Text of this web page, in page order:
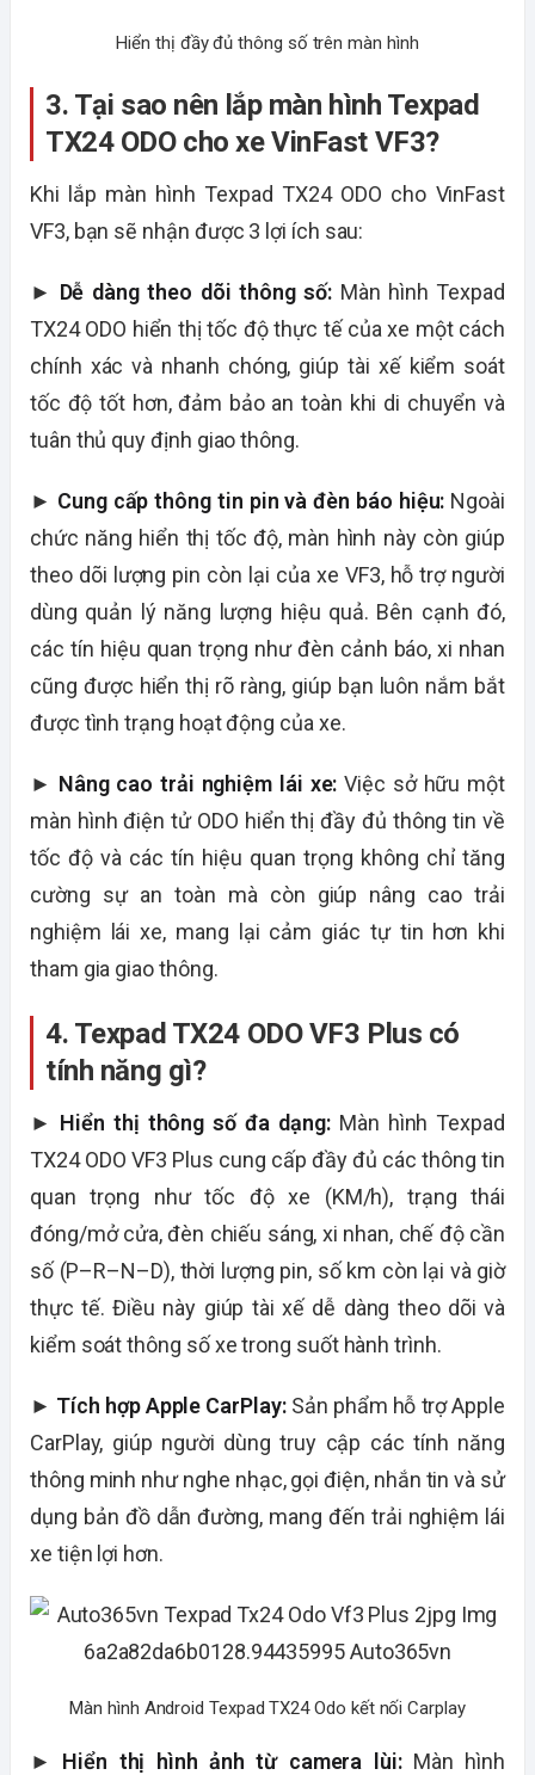
Hiển thị đầy đủ thông số trên màn hình
3. Tại sao nên lắp màn hình Texpad
TX24 ODO cho xe VinFast VF3?
Khi lắp màn hình Texpad TX24 ODO cho VinFast
VF3, bạn sẽ nhận được 3 lợi ích sau:
► Dễ dàng theo dõi thông số: Màn hình Texpad
TX24 ODO hiển thị tốc độ thực tế của xe một cách
chính xác và nhanh chóng, giúp tài xế kiểm soát
tốc độ tốt hơn, đảm bảo an toàn khi di chuyển và
tuân thủ quy định giao thông.
► Cung cấp thông tin pin và đèn báo hiệu: Ngoài
chức năng hiển thị tốc độ, màn hình này còn giúp
theo dõi lượng pin còn lại của xe VF3, hỗ trợ người
dùng quản lý năng lượng hiệu quả. Bên cạnh đó,
các tín hiệu quan trọng như đèn cảnh báo, xi nhan
cũng được hiển thị rõ ràng, giúp bạn luôn nắm bắt
được tình trạng hoạt động của xe.
► Nâng cao trải nghiệm lái xe: Việc sở hữu một
màn hình điện tử ODO hiển thị đầy đủ thông tin về
tốc độ và các tín hiệu quan trọng không chỉ tăng
cường sự an toàn mà còn giúp nâng cao trải
nghiệm lái xe, mang lại cảm giác tự tin hơn khi
tham gia giao thông.
4. Texpad TX24 ODO VF3 Plus có
tính năng gì?
► Hiển thị thông số đa dạng:Màn hình Texpad
TX24 ODO VF3 Plus cung cấp đầy đủ các thông tin
quan trọng như tốc độ xe (KM/h), trạng thái
đóng/mở cửa, đèn chiếu sáng, xi nhan, chế độ cần
số (P–R–N–D), thời lượng pin, số km còn lại và giờ
thực tế. Điều này giúp tài xế dễ dàng theo dõi và
kiểm soát thông số xe trong suốt hành trình.
► Tích hợp Apple CarPlay:Sản phẩm hỗ trợ Apple
CarPlay, giúp người dùng truy cập các tính năng
thông minh như nghe nhạc, gọi điện, nhắn tin và sử
dụng bản đồ dẫn đường, mang đến trải nghiệm lái
xe tiện lợi hơn.
Màn hình Android Texpad TX24 Odo kết nối Carplay
► Hiển thị hình ảnh từ camera lùi:Màn hình